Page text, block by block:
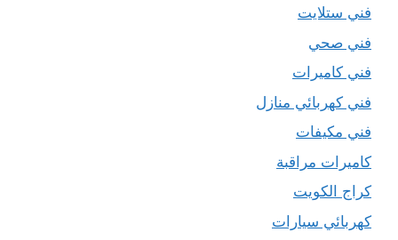
فني ستلايت
فني صحي
فني كاميرات
فني كهربائي منازل
فني مكيفات
كاميرات مراقبة
كراج الكويت
كهربائي سيارات